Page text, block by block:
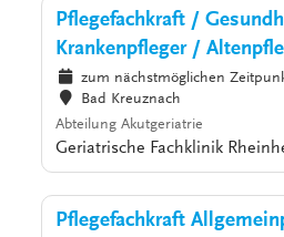
Pflegefachkraft /
Krankenpfleger /
zum nächstmöglichen
Bad Kreuznach
Abteilung Akutgeriatrie
Geriatrische Fachklinik
Pflegefachkraft